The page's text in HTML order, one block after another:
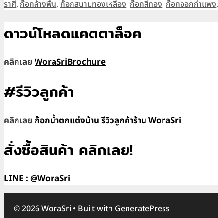
ราศี, ก๊อกล้างพื้น, ก๊อกสนามทองเหลือง, ก๊อกสีทอง, ก๊อกออกกำแพง,
ดาวน์โหลดแคตตาล็อค
คลิกเลยWoraSriBrochure
#รีวิวลูกค้า
คลิกเลยก๊อกน้ำตกแต่งบ้าน รีวิวลูกค้าร้าน WoraSri
สั่งซื้อสินค้า คลิกเลย!
LINE : @WoraSri
© 2026 WoraSri • Built with GeneratePress